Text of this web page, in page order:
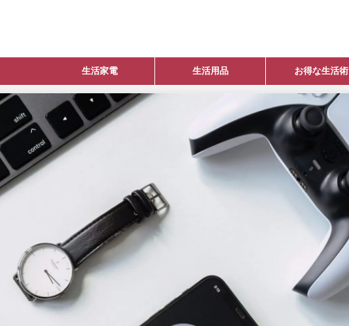
生活家電 生活用品 お得な生活術